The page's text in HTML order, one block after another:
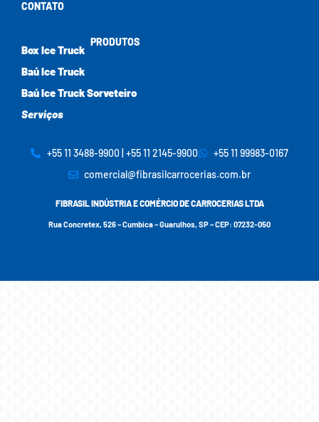
CONTATO
PRODUTOS
Box Ice Truck
Baú Ice Truck
Baú Ice Truck Sorveteiro
Serviços
+55 11 3488-9900 | +55 11 2145-9900
+55 11 99983-0167
comercial@fibrasilcarrocerias.com.br
FIBRASIL INDÚSTRIA E COMÉRCIO DE CARROCERIAS LTDA
Rua Concretex, 526 – Cumbica – Guarulhos, SP – CEP: 07232-050